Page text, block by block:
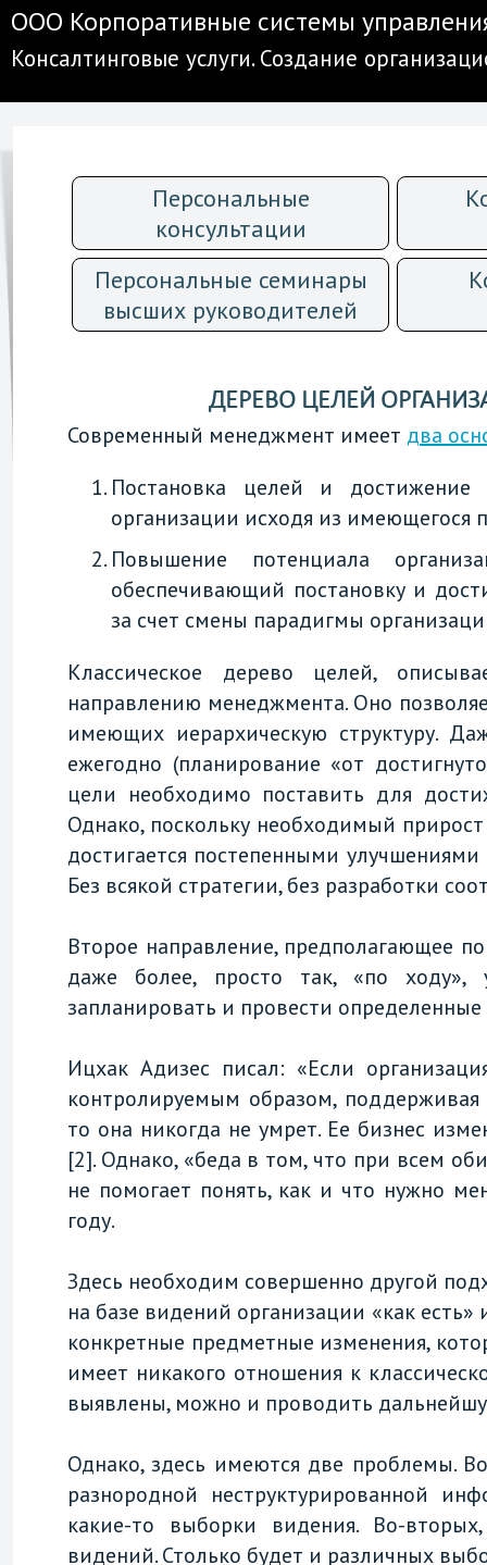
ООО Корпоративные системы
Консалтинговые услуги. Создание
Персональные
консультации
Персональные семинары
высших руководителей
ДЕРЕВО ЦЕЛЕЙ
Современный менеджмент имеет два
Постановка целей и достижение
организации исходя из имеющегося
Повышение потенциала
обеспечивающий постановку и
за счет смены парадигмы
Классическое дерево целей,
направлению менеджмента. Оно
имеющих иерархическую структуру.
ежегодно (планирование «от
цели необходимо поставить для
Однако, поскольку необходимый
достигается постепенными
Без всякой стратегии, без разработки
Второе направление, предполагающее
даже более, просто так, «по ходу»,
запланировать и провести
Ицхак Адизес писал: «Если
контролируемым образом,
то она никогда не умрет. Ее бизнес
[2]. Однако, «беда в том, что при всем
не помогает понять, как и что нужно
году.
Здесь необходим совершенно другой
на базе видений организации «как
конкретные предметные изменения,
имеет никакого отношения к
выявлены, можно и проводить
Однако, здесь имеются две проблемы.
разнородной неструктурированной
какие-то выборки видения. Во-
видений. Столько будет и различных